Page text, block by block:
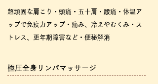
超頑固な肩こり・頭痛・五十肩・腰痛・体温ア
ップで免疫力アップ・痛み、冷えやむくみ・ス
トレス、更年期障害など・便秘解消
極圧全身リンパマッサージ